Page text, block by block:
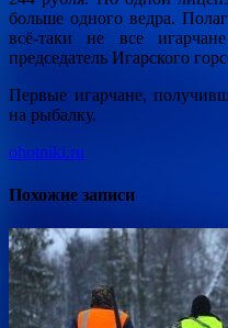
больше одного ведра.
всё-таки не все
председатель Игарского
Первые игарчане,
на рыбалку.
ohotniki.ru
Похожие записи